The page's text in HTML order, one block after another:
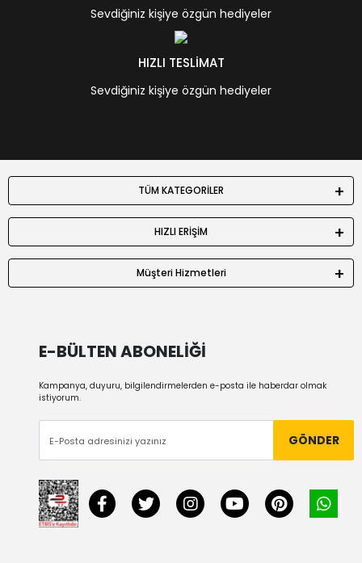
Sevdiğiniz kişiye özgün hediyeler
HIZLI TESLİMAT
Sevdiğiniz kişiye özgün hediyeler
TÜM KATEGORİLER
HIZLI ERİŞİM
Müşteri Hizmetleri
E-BÜLTEN ABONELİĞİ
Kampanya, duyuru, bilgilendirmelerden e-posta ile haberdar olmak
istiyorum.
GÖNDER